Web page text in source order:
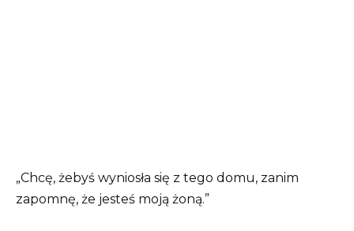
„Chcę, żebyś wyniosła się z tego domu, zanim
zapomnę, że jesteś moją żoną.”